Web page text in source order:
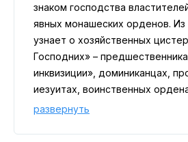
знаком господства
явных монашеских орденов. Из
узнает о хозяйственных
Господних» –
инквизиции», доминиканцах,
иезуитах, воинственных
меченосцев. Книга
римского папства, Ватикана и
развернуть